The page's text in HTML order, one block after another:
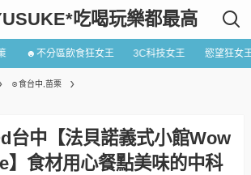
吃喝玩樂都最高
☻不分區飲食狂女王 3C科技女王 慾望狂女
☺食台中,苗栗
台中【法貝諾義式小館Wow
】食材用心餐點美味的中科